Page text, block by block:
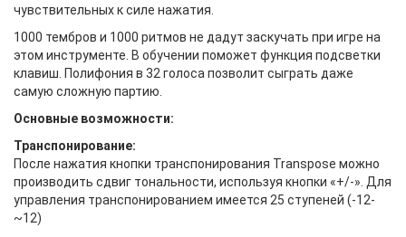
чувствительных к силе нажатия.
1000 тембров и 1000 ритмов не дадут заскучать при игре на
этом инструменте. В обучении поможет функция подсветки
клавиш. Полифония в 32 голоса позволит сыграть даже
самую сложную партию.
Основные возможности:
Транспонирование:
После нажатия кнопки транспонирования Transpose можно
производить сдвиг тональности, используя кнопки «+/-». Для
управления транспонированием имеется 25 ступеней (-12-
~12)